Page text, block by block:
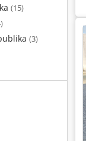
(15)
(3)